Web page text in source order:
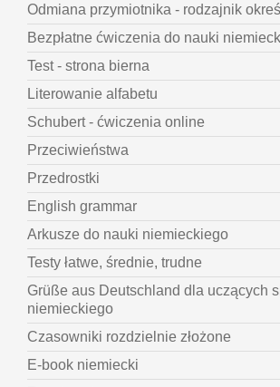
Odmiana przymiotnika - rodzajnik
Bezpłatne ćwiczenia do nauki
Test - strona bierna
Literowanie alfabetu
Schubert - ćwiczenia online
Przeciwieństwa
Przedrostki
English grammar
Arkusze do nauki niemieckiego
Testy łatwe, średnie, trudne
Grüße aus Deutschland dla uczących
niemieckiego
Czasowniki rozdzielnie złożone
E-book niemiecki